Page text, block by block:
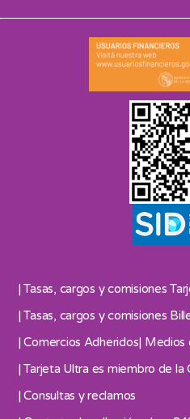
| Tasas, cargos y comisiones
| Tasas, cargos y comisiones
| Comercios Adheridos| Medios
| Tarjeta Ultra es miembro de la
| Consultas y reclamos